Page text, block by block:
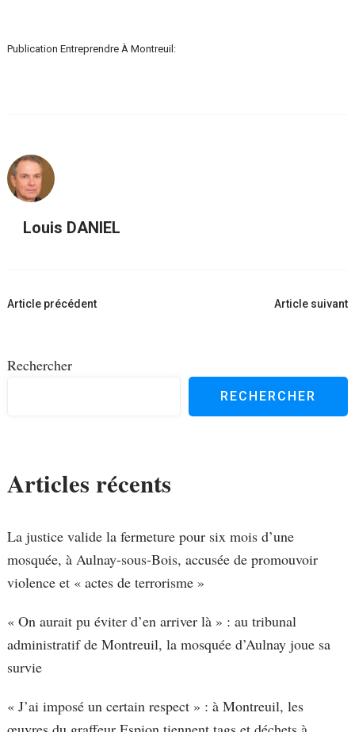
Publication Entreprendre À Montreuil:
Louis DANIEL
Navigation
Article précédent Article suivant
Rechercher
RECHERCHER
Articles récents
La justice valide la fermeture pour six mois d’une
mosquée, à Aulnay-sous-Bois, accusée de promouvoir
violence et « actes de terrorisme »
« On aurait pu éviter d’en arriver là » : au tribunal
administratif de Montreuil, la mosquée d’Aulnay joue sa
survie
« J’ai imposé un certain respect » : à Montreuil, les